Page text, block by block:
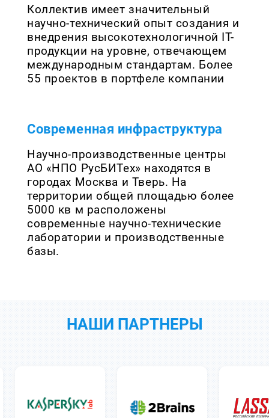
Коллектив имеет значительный
научно-технический опыт создания и
внедрения высокотехнологичной IT-
продукции на уровне, отвечающем
международным стандартам. Более
55 проектов в портфеле компании
Современная инфраструктура
Научно-производственные центры
АО «НПО РусБИТех» находятся в
городах Москва и Тверь. На
территории общей площадью более
5000 кв м расположены
современные научно-технические
лаборатории и производственные
базы.
НАШИ ПАРТНЕРЫ